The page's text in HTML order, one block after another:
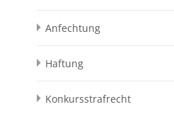
Anfechtung
Haftung
Konkursstrafrecht